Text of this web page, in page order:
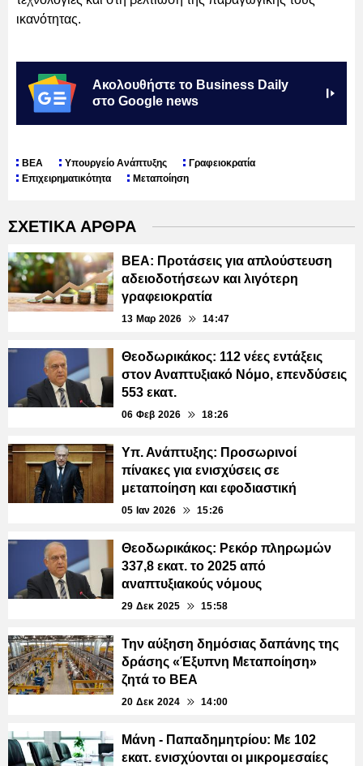
ικανότητας.
Ακολουθήστε το Business Daily
στο Google news
ΒΕΑ Υπουργείο Ανάπτυξης
Γραφειοκρατία
Επιχειρηματικότητα
Μεταποίηση
ΣΧΕΤΙΚΑ ΑΡΘΡΑ
ΒΕΑ: Προτάσεις για απλούστευση
αδειοδοτήσεων και λιγότερη
γραφειοκρατία
13 Μαρ 2026 14:47
Θεοδωρικάκος: 112 νέες εντάξεις
στον Αναπτυξιακό Νόμο, επενδύσεις
553 εκατ.
06 Φεβ 2026 18:26
Υπ. Ανάπτυξης: Προσωρινοί
πίνακες για ενισχύσεις σε
μεταποίηση και εφοδιαστική
05 Ιαν 2026 15:26
Θεοδωρικάκος: Ρεκόρ πληρωμών
337,8 εκατ. το 2025 από
αναπτυξιακούς νόμους
29 Δεκ 2025 15:58
Την αύξηση δημόσιας δαπάνης της
δράσης «Έξυπνη Μεταποίηση»
ζητά το ΒΕΑ
20 Δεκ 2024 14:00
Μάνη - Παπαδημητρίου: Με 102
εκατ. ενισχύονται οι μικρομεσαίες